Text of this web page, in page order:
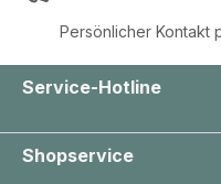
Persönlicher Kontakt
Service-Hotline
Shopservice